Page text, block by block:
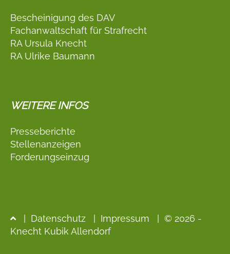
Bescheinigung des DAV
Fachanwaltschaft für Strafrecht
RA Ursula Knecht
RA Ulrike Baumann
WEITERE INFOS
Presseberichte
Stellenanzeigen
Forderungseinzug
Datenschutz Impressum
| © 2026 -
Knecht Kubik Allendorf